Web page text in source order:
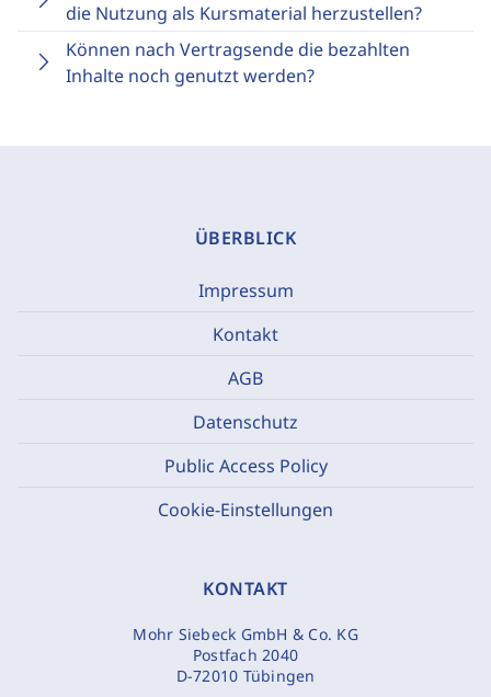
die Nutzung als Kursmaterial herzustellen?
Können nach Vertragsende die bezahlten
Inhalte noch genutzt werden?
ÜBERBLICK
Impressum
Kontakt
AGB
Datenschutz
Public Access Policy
Cookie-Einstellungen
KONTAKT
Mohr Siebeck GmbH & Co. KG
Postfach 2040
D-72010 Tübingen